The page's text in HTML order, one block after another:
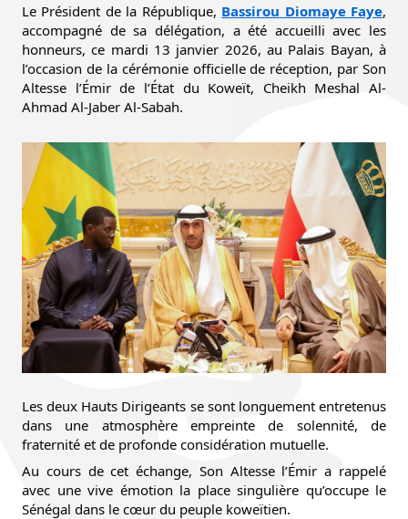
Le Président de la République, Bassirou Diomaye Faye,
accompagné de sa délégation, a été accueilli avec les
honneurs, ce mardi 13 janvier 2026, au Palais Bayan, à
l’occasion de la cérémonie officielle de réception, par Son
Altesse l’Émir de l’État du Koweït, Cheikh Meshal Al-
Ahmad Al-Jaber Al-Sabah.
Les deux Hauts Dirigeants se sont longuement entretenus
dans une atmosphère empreinte de solennité, de
fraternité et de profonde considération mutuelle.
Au cours de cet échange, Son Altesse l’Émir a rappelé
avec une vive émotion la place singulière qu’occupe le
Sénégal dans le cœur du peuple koweïtien.